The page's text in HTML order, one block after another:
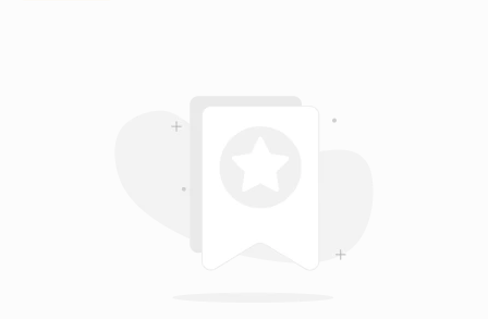
Insuficiência Hepática ou Renal Em casos de absorção
tempo), o metabolismo e a eliminação podem ser
alcançar o benefício clínico desejado. Siga a orientação